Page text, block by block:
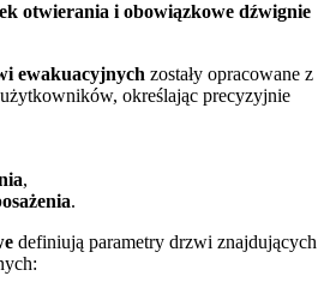
otwierania i obowiązkowe dźwignie
ewakuacyjnych zostały opracowane z
określając precyzyjnie
,
.
definiują parametry drzwi znajdujących